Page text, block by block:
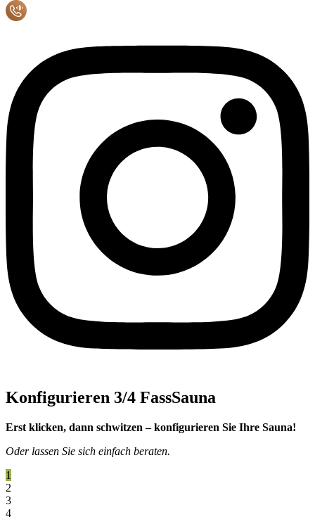
Konfigurieren 3/4 FassSauna
Erst klicken, dann schwitzen – konfigurieren Sie Ihre Sauna!
Oder lassen Sie sich einfach beraten.
1
2
3
4